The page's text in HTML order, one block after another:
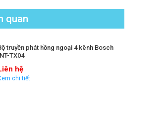
quan
truyền phát hồng ngoại 4 kênh Bosch
TX04
hệ
chi tiết